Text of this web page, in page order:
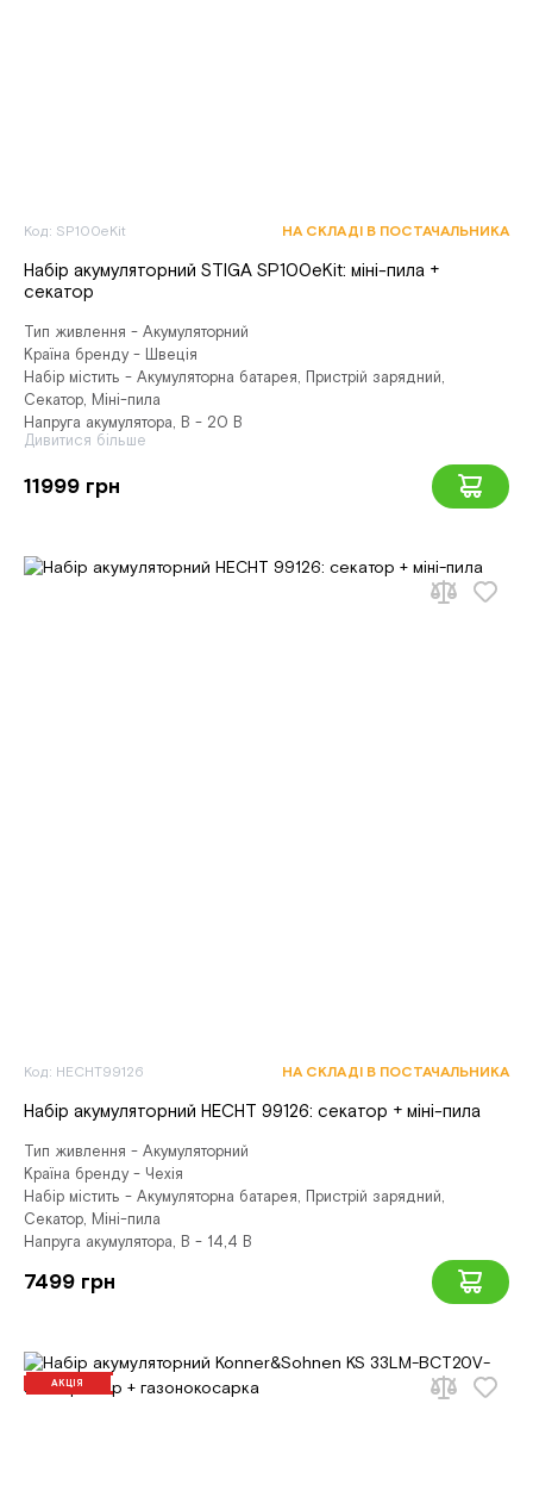
Код: SP100eKit НА СКЛАДІ В ПОСТАЧАЛЬНИКА
Набір акумуляторний STIGA SP100eKit: міні-пила +
секатор
Тип живлення - Акумуляторний
Країна бренду - Швеція
Набір містить - Акумуляторна батарея, Пристрій зарядний,
Секатор, Міні-пила
Напруга акумулятора, В - 20 В
Дивитися більше
11999 грн
Код: HECHT99126 НА СКЛАДІ В ПОСТАЧАЛЬНИКА
Набір акумуляторний HECHT 99126: секатор + міні-пила
Тип живлення - Акумуляторний
Країна бренду - Чехія
Набір містить - Акумуляторна батарея, Пристрій зарядний,
Секатор, Міні-пила
Напруга акумулятора, В - 14,4 В
7499 грн
АКЦІЯ